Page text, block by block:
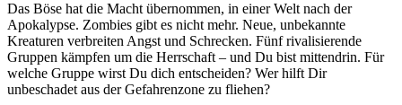
Das Böse hat die Macht übernommen, in einer Welt nach der
Apokalypse. Zombies gibt es nicht mehr. Neue, unbekannte
Kreaturen verbreiten Angst und Schrecken. Fünf rivalisierende
Gruppen kämpfen um die Herrschaft – und Du bist mittendrin. Für
welche Gruppe wirst Du dich entscheiden? Wer hilft Dir
unbeschadet aus der Gefahrenzone zu fliehen?